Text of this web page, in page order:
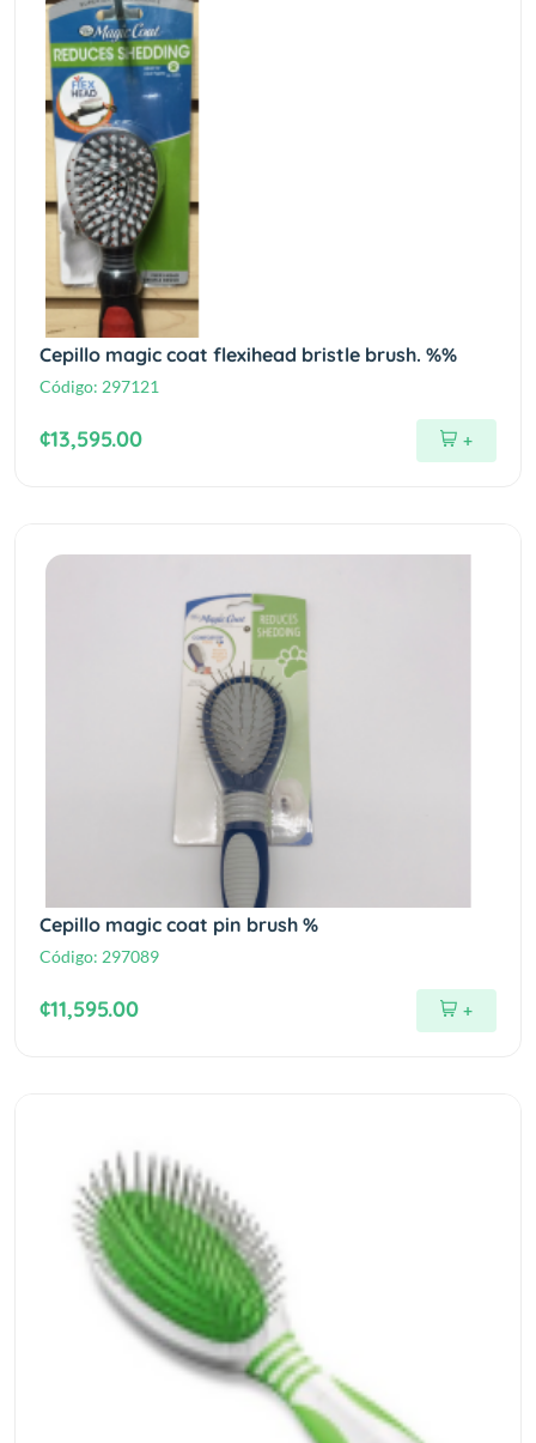
Cepillo magic coat flexihead bristle brush. %%
Código: 297121
¢13,595.00 +
Cepillo magic coat pin brush %
Código: 297089
¢11,595.00 +